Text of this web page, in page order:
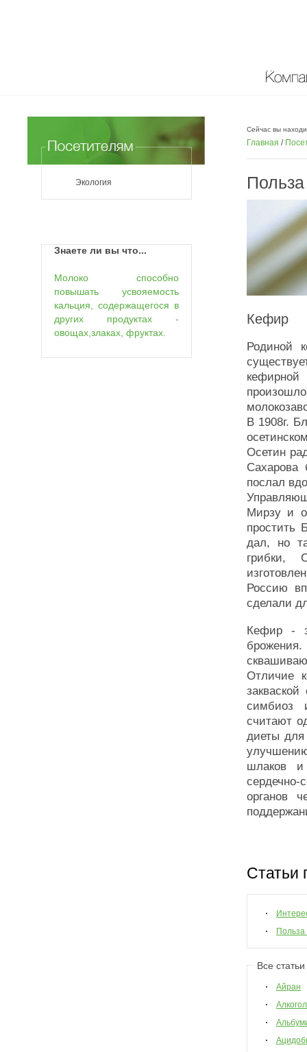
Экология
Знаете ли вы что...
Молоко способно
повышать усвояемость
кальция, содержащегося в
других продуктах -
овощах,злаках, фруктах.
Сейчас вы
Главная /
Кефир
Родиной
В 1908г.
Осетин
Сахарова
послал
Мирзу и
простить
дал, но
грибки,
Россию
сделали
Кефир -
брожения.
Отличие
симбиоз
считают
диеты для
шлаков и
органов
Статьи
Польза
Все
Айран